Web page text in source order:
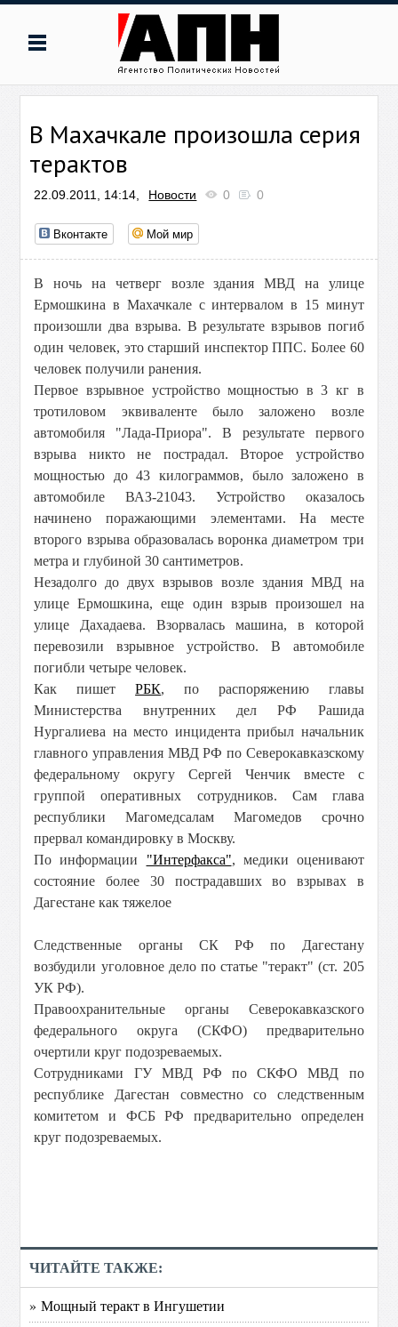
В Махачкале произошла серия
терактов
22.09.2011, 14:14, Новости 0 0
Вконтакте Мой мир
В ночь на четверг возле здания МВД на улице
Ермошкина в Махачкале с интервалом в 15 минут
произошли два взрыва. В результате взрывов погиб
один человек, это старший инспектор ППС. Более 60
человек получили ранения.
Первое взрывное устройство мощностью в 3 кг в
тротиловом эквиваленте было заложено возле
автомобиля "Лада-Приора". В результате первого
взрыва никто не пострадал. Второе устройство
мощностью до 43 килограммов, было заложено в
автомобиле ВАЗ-21043. Устройство оказалось
начинено поражающими элементами. На месте
второго взрыва образовалась воронка диаметром три
метра и глубиной 30 сантиметров.
Незадолго до двух взрывов возле здания МВД на
улице Ермошкина, еще один взрыв произошел на
улице Дахадаева. Взорвалась машина, в которой
перевозили взрывное устройство. В автомобиле
погибли четыре человек.
Как пишетРБК, по распоряжению главы
Министерства внутренних дел РФ Рашида
Нургалиева на место инцидента прибыл начальник
главного управления МВД РФ по Северокавказскому
федеральному округу Сергей Ченчик вместе с
группой оперативных сотрудников. Сам глава
республики Магомедсалам Магомедов срочно
прервал командировку в Москву.
По информации "Интерфакса", медики оценивают
состояние более 30 пострадавших во взрывах в
Дагестане как тяжелое
Следственные органы СК РФ по Дагестану
возбудили уголовное дело по статье "теракт" (ст. 205
УК РФ).
Правоохранительные органы Северокавказского
федерального округа (СКФО) предварительно
очертили круг подозреваемых.
Cотрудниками ГУ МВД РФ по СКФО МВД по
республике Дагестан совместно со следственным
комитетом и ФСБ РФ предварительно определен
круг подозреваемых.
ЧИТАЙТЕ ТАКЖЕ:
» Мощный теракт в Ингушетии